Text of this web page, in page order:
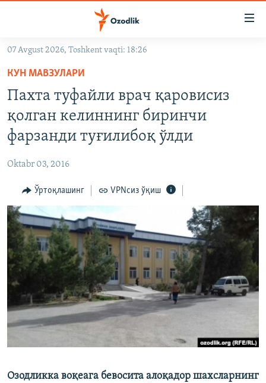
Асосий
навигацияга
ўтинг
Қидиришга
ўтинг
OZODARXIV
На русском
ИЖТИМОИЙ ТАРМОҚЛАР
Озодлик бошқа тилларда
07 Avgust 2026, Toshkent vaqti: 18:26
КУН МАВЗУЛАРИ
Пахта туфайли врач қаровисиз
қолган келиннинг биринчи
фарзанди туғилибоқ ўлди
Oktabr 03, 2016
Ўртоқлашинг VPNсиз ўқиш
Озодликка воқеага бевосита алоқадор шахсларнинг